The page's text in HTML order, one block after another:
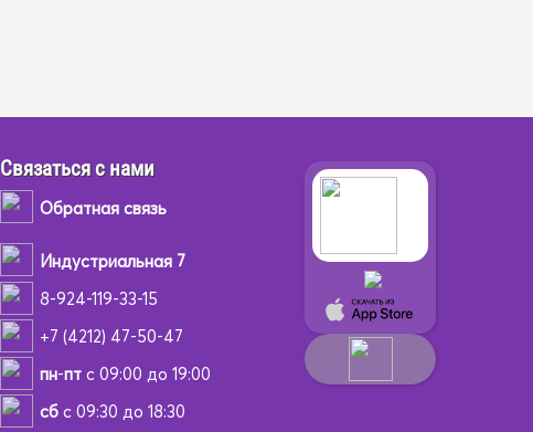
Связаться с нами
Обратная связь
Индустриальная 7
8-924-119-33-15
+7 (4212) 47-50-47
пн-пт с 09:00 до 19:00
сб с 09:30 до 18:30